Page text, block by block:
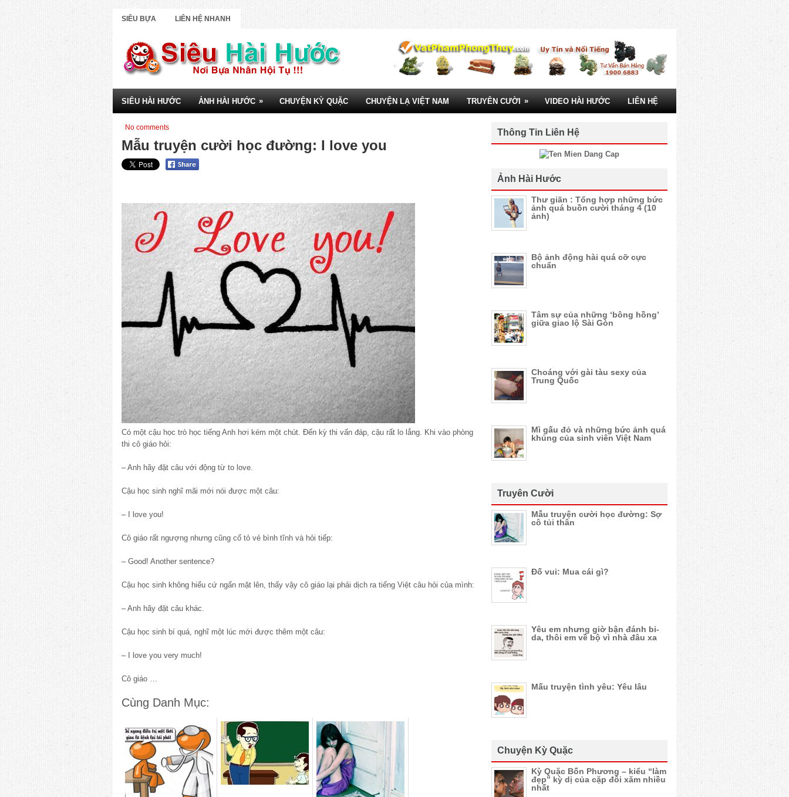
SIÊU BỰA LIÊN HỆ NHANH
SIÊU HÀI HƯỚC ẢNH HÀI HƯỚC » CHUYỆN KỲ QUẶC CHUYỆN LẠ VIỆT NAM TRUYÊN CƯỜI » VIDEO HÀI HƯỚC LIÊN HỆ
No comments
Mẫu truyện cười học đường: I love you
Có một cậu học trò học tiếng Anh hơi kém một chút. Đến kỳ thi vấn đáp, cậu rất lo lắng. Khi vào phòng
thi cô giáo hỏi:
– Anh hãy đặt câu với động từ to love.
Cậu học sinh nghĩ mãi mới nói được một câu:
– I love you!
Cô giáo rất ngượng nhưng cũng cố tỏ vẻ bình tĩnh và hỏi tiếp:
– Good! Another sentence?
Cậu học sinh không hiểu cứ ngẩn mặt lên, thấy vậy cô giáo lại phải dịch ra tiếng Việt câu hỏi của mình:
– Anh hãy đặt câu khác.
Cậu học sinh bí quá, nghĩ một lúc mới được thêm một câu:
– I love you very much!
Cô giáo …
Cùng Danh Mục:
Thông Tin Liên Hệ
Ảnh Hài Hước
Thư giãn : Tổng hợp những bức
ảnh quá buồn cười tháng 4 (10
ảnh)
Bộ ảnh động hài quá cỡ cực
chuẩn
Tâm sự của những ‘bông hồng’
giữa giao lộ Sài Gòn
Choáng với gài tàu sexy của
Trung Quốc
Mì gấu đỏ và những bức ảnh quá
khủng của sinh viên Việt Nam
Truyên Cười
Mẫu truyện cười học đường: Sợ
cô tủi thân
Đố vui: Mua cái gì?
Yêu em nhưng giờ bận đánh bi-
da, thôi em về bộ vì nhà đâu xa
Mấu truyện tình yêu: Yêu lâu
Chuyện Kỳ Quặc
Kỳ Quặc Bốn Phương – kiểu “làm
đẹp” kỳ dị của cặp đôi xăm nhiều
nhất